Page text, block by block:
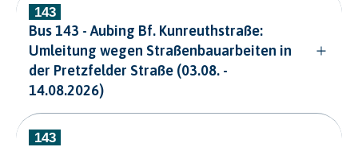
Bus 143 - Aubing Bf. Kunreuthstraße:
Umleitung wegen Straßenbauarbeiten in
der Pretzfelder Straße (03.08. -
14.08.2026)